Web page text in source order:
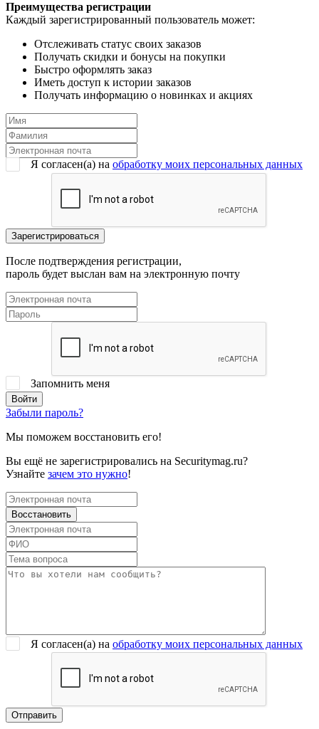
Преимущества регистрации
Каждый зарегистрированный пользователь может:
Отслеживать статус своих заказов
Получать скидки и бонусы на покупки
Быстро оформлять заказ
Иметь доступ к истории заказов
Получать информацию о новинках и акциях
Я согласен(a) на обработку моих персональных данных
После подтверждения регистрации,
пароль будет выслан вам на электронную почту
Запомнить меня
Забыли пароль?
Мы поможем восстановить его!
Вы ещё не зарегистрировались на Securitymag.ru?
Узнайте зачем это нужно!
Я согласен(a) на обработку моих персональных данных